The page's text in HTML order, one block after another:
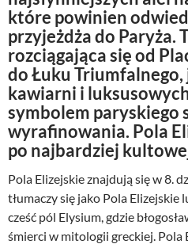
które powinien
przyjeżdża do Paryża.
rozciągająca się od
do Łuku Triumfalnego,
kawiarni i
symbolem paryskiego
wyrafinowania. Pola
po najbardziej
Pola Elizejskie znajdują się w 8.
tłumaczy się jako Pola Elizejskie
cześć pól Elysium, gdzie
śmierci w mitologii greckiej. Pola